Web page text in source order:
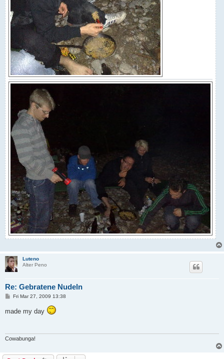
Luteno
Alter Peno
Re: Gebratene Nudeln
P
t
Fri Mar 27, 2009 13:38
made my day
Cowabunga!